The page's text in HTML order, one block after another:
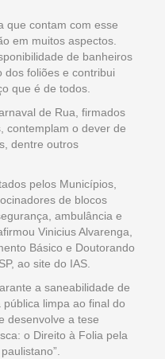
que contam com esse
em muitos aspectos.
de banheiros
dos foliões e contribui
que é de todos.
de Rua, firmados
contemplam o dever de
dentre outros
pelos Municípios,
de blocos
ambulância e
Vinicius Alvarenga,
Básico e Doutorando
ao site do IAS.
a saneabilidade de
limpa ao final do
desenvolve a tese
o Direito à Folia pela